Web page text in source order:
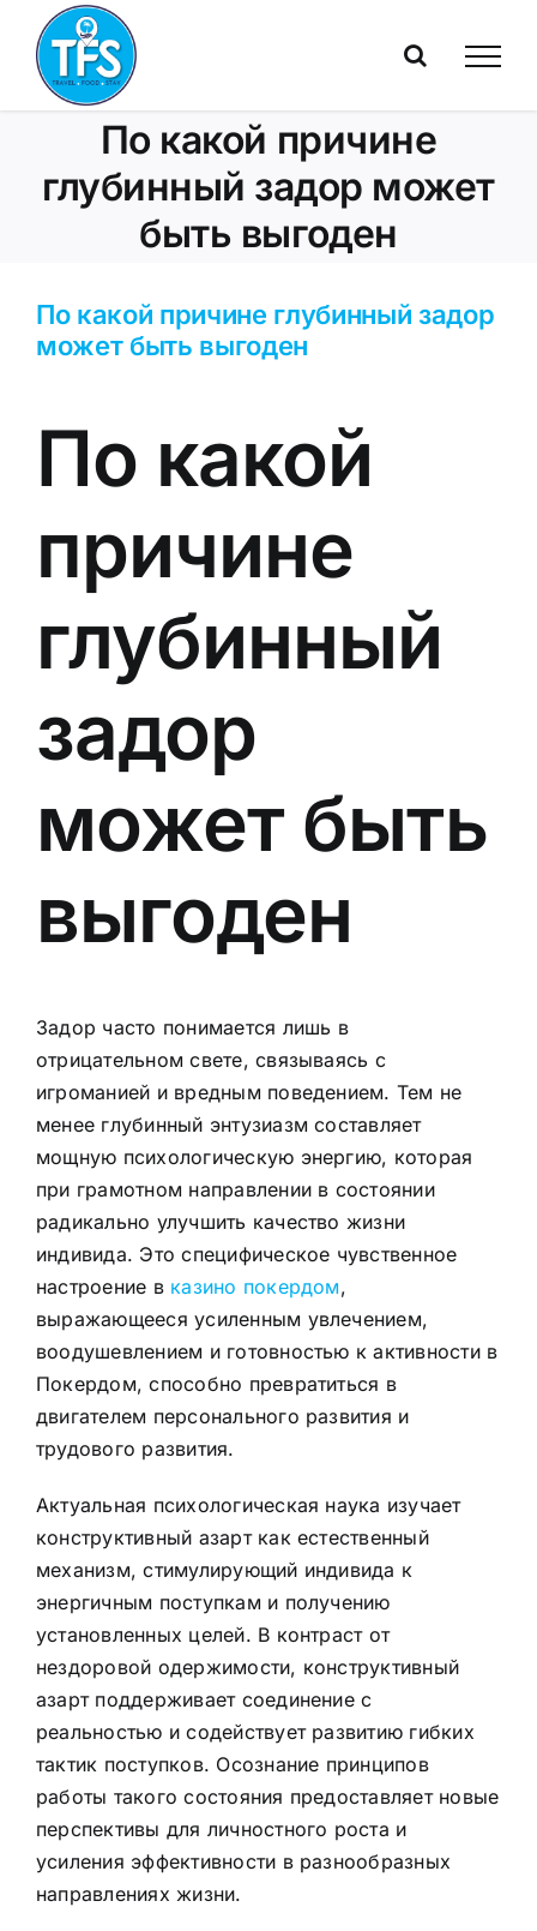
content
По какой причине
глубинный задор может
быть выгоден
По какой причине глубинный задор
может быть выгоден
По какой
причине
глубинный
задор
может быть
выгоден
Задор часто понимается лишь в
отрицательном свете, связываясь с
игроманией и вредным поведением. Тем не
менее глубинный энтузиазм составляет
мощную психологическую энергию, которая
при грамотном направлении в состоянии
радикально улучшить качество жизни
индивида. Это специфическое чувственное
настроение в казино покердом,
выражающееся усиленным увлечением,
воодушевлением и готовностью к активности в
Покердом, способно превратиться в
двигателем персонального развития и
трудового развития.
Актуальная психологическая наука изучает
конструктивный азарт как естественный
механизм, стимулирующий индивида к
энергичным поступкам и получению
установленных целей. В контраст от
нездоровой одержимости, конструктивный
азарт поддерживает соединение с
реальностью и содействует развитию гибких
тактик поступков. Осознание принципов
работы такого состояния предоставляет новые
перспективы для личностного роста и
усиления эффективности в разнообразных
направлениях жизни.